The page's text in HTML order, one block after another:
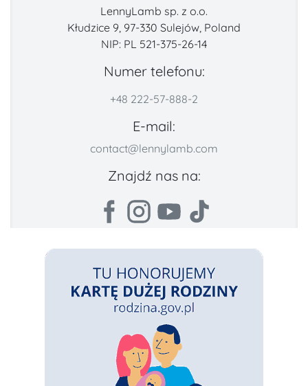
LennyLamb sp. z o.o.
Kłudzice 9, 97-330 Sulejów, Poland
NIP: PL 521-375-26-14
Numer telefonu:
+48 222-57-888-2
E-mail:
contact@lennylamb.com
Znajdź nas na: